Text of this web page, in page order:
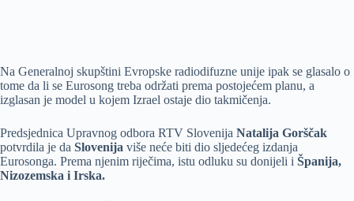
Na Generalnoj skupštini Evropske radiodifuzne unije ipak se glasalo o
tome da li se Eurosong treba održati prema postojećem planu, a
izglasan je model u kojem Izrael ostaje dio takmičenja.
Predsjednica Upravnog odbora RTV Slovenija Natalija Gorščak
potvrdila je da Slovenija više neće biti dio sljedećeg izdanja
Eurosonga. Prema njenim riječima, istu odluku su donijeli i Španija,
Nizozemska i Irska.